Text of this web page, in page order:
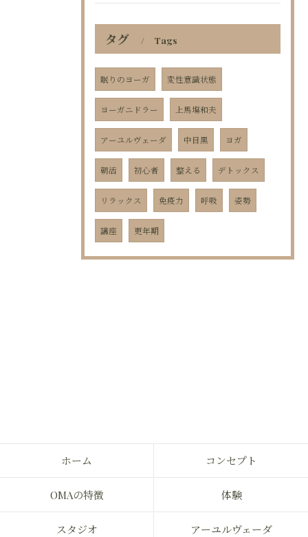
タグ Tags
眠りのヨーガ 変性意識状態
ヨーガニドラー 上馬塲和夫
アーユルヴェーダ 中目黒 ヨガ
朝活 初心者 整える デトックス
リラックス 免疫力 呼吸 姿勢
講座 更年期
ホーム コンセプト
OMAの特徴 体験
スタジオ アーユルヴェーダ